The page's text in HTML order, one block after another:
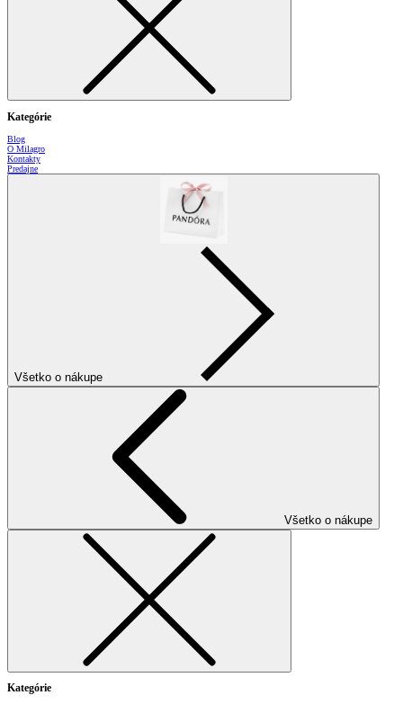
Kategórie
Blog
O Milagro
Kontakty
Predajne
Všetko o nákupe
Všetko o nákupe
Kategórie